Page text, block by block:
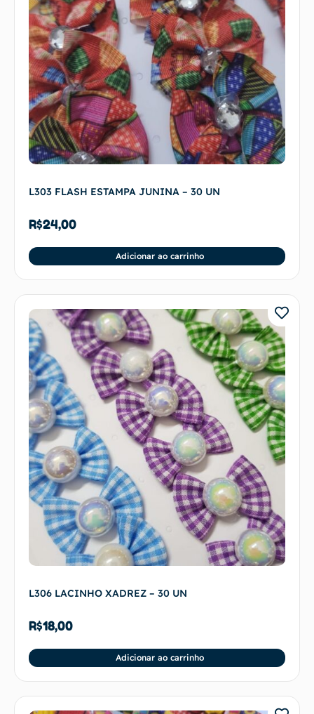
L303 FLASH ESTAMPA JUNINA – 30 UN
R$24,00
Adicionar ao carrinho
L306 LACINHO XADREZ – 30 UN
R$18,00
Adicionar ao carrinho